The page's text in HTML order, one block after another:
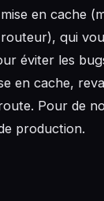
en cache
qui
éviter les
en cache,
Pour de
production.